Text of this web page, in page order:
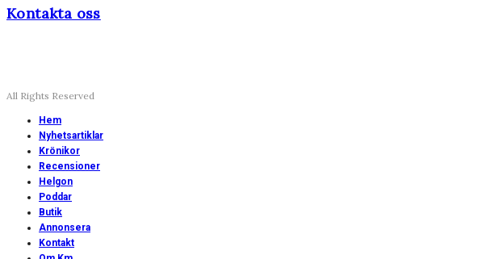
Kontakta oss
All Rights Reserved
Hem
Nyhetsartiklar
Krönikor
Recensioner
Helgon
Poddar
Butik
Annonsera
Kontakt